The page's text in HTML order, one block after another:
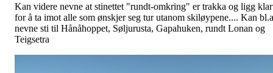
Kan videre nevne at stinettet "rundt-omkring" er trakka og ligg
for å ta imot alle som ønskjer seg tur utanom skiløypene.... Kan bl.a
nevne sti til Hånåhoppet, Søljurusta, Gapahuken, rundt Lonan og
Teigsetra